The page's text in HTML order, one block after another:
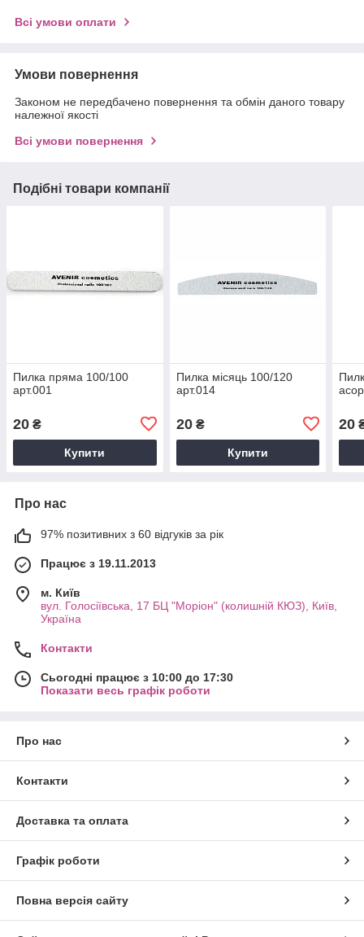
Всі умови оплати
Умови повернення
Законом не передбачено повернення та обмін даного товару
належної якості
Всі умови повернення
Подібні товари компанії
Пилка пряма 100/100
арт.001
20 ₴
Купити
Пилка місяць 100/120
арт.014
20₴
Купити
20
Про нас
97% позитивних з 60 відгуків за рік
Працює з 19.11.2013
м. Київ
вул. Голосіївська, 17 БЦ "Моріон" (колишній КЮЗ), Київ,
Україна
Контакти
Сьогодні працює з 10:00 до 17:30
Показати весь графік роботи
Про нас
Контакти
Доставка та оплата
Графік роботи
Повна версія сайту